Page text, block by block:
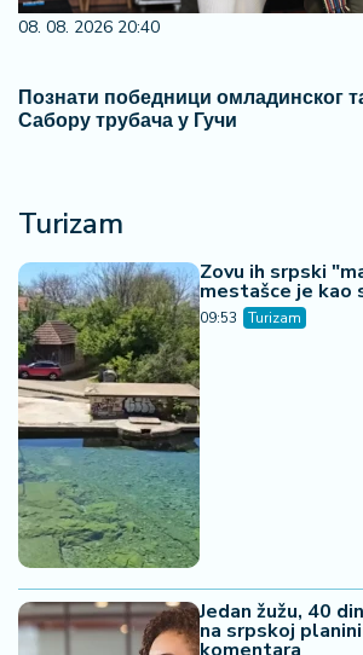
08. 08. 2026 20:40
Познати победници омладинског
Сабору трубача у Гучи
Turizam
Zovu ih srpski
mestašce je kao
09:53 Turizam
Jedan žužu, 40
na srpskoj